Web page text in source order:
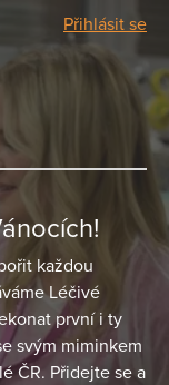
Přihlásit se
každou
Léčivé
první i ty
svým miminkem
ČR. Přidejte se a